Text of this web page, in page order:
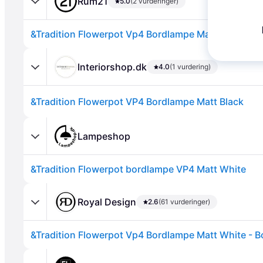
Interiorshop.dk 4.0(1 vurdering)
&Tradition Flowerpot VP4 Bordlampe Matt Black
Lampeshop
&Tradition Flowerpot bordlampe VP4 Matt White
Royal Design 2.6(61 vurderinger)